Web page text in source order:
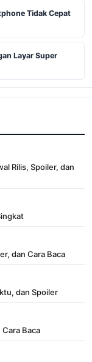
Tidak Cepat
Layar Super
Rilis, Spoiler, dan
dan Cara Baca
dan Spoiler
Baca